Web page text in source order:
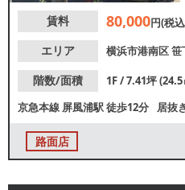
賃料 80,000円(税
エリア
横浜市港南区笹
階数/面積
1F / 7.41坪
京急本線 屏風浦駅徒歩12分 居抜
路面店